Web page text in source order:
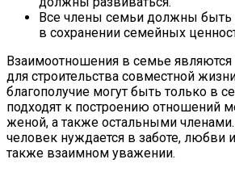
Все члены семьи должны быть
в сохранении семейных
Взаимоотношения в семье являются
для строительства совместной
благополучие могут быть только в
подходят к построению отношений
женой, а также остальными
человек нуждается в заботе, любви
также взаимном уважении.